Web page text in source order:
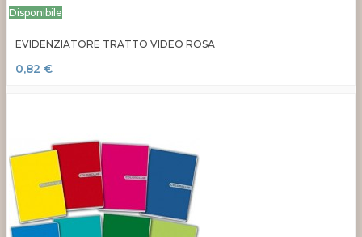
Disponibile
EVIDENZIATORE TRATTO VIDEO ROSA
0,82 €